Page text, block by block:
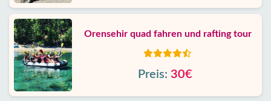
Orensehir quad fahren und rafting tour
Preis: 30€